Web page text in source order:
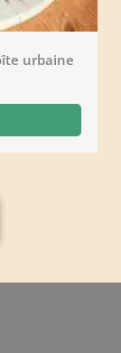
urbaine